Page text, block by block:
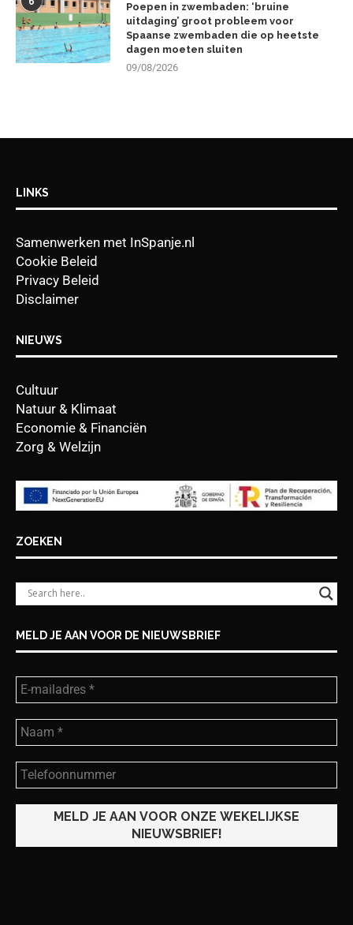
Poepen in zwembaden: ‘bruine
uitdaging’ groot probleem voor
Spaanse zwembaden die op heetste
dagen moeten sluiten
09/08/2026
LINKS
Samenwerken met InSpanje.nl
Cookie Beleid
Privacy Beleid
Disclaimer
NIEUWS
Cultuur
Natuur & Klimaat
Economie & Financiën
Zorg & Welzijn
ZOEKEN
MELD JE AAN VOOR DE NIEUWSBRIEF